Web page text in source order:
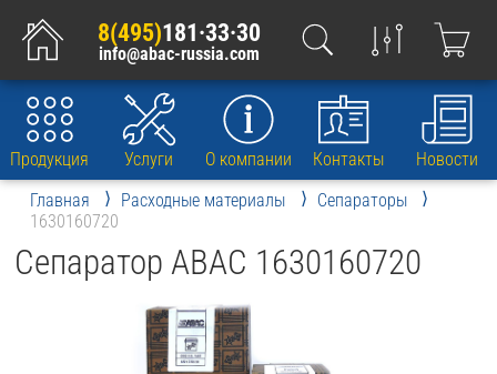
8(495)181·33·30
info@abac-russia.com
Продукция Услуги О компании Контакты
Новости
Главная
Расходные материалы
Сепараторы
1630160720
Сепаратор ABAC 1630160720